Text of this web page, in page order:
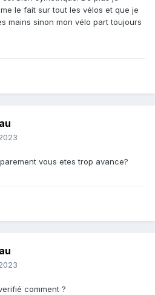
position pour ré équilibrer le
le fait sur tout les vélos et que je
mains sinon mon vélo part toujours
vous etes trop avance?
comment ?